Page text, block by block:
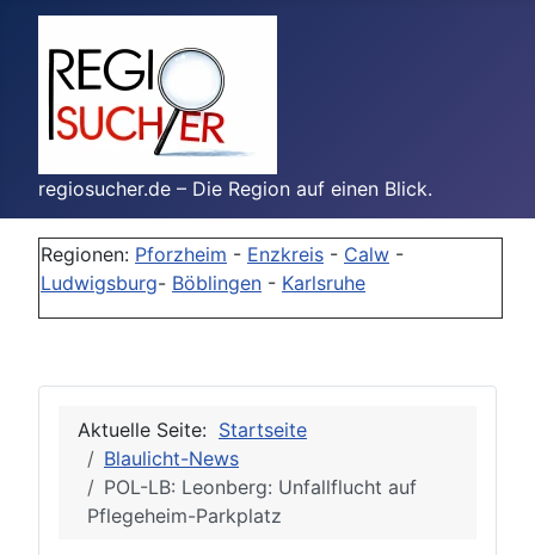
regiosucher.de – Die Region auf einen Blick.
Regionen: Pforzheim - Enzkreis - Calw -
Ludwigsburg- Böblingen - Karlsruhe
Aktuelle Seite: Startseite
Blaulicht-News
POL-LB: Leonberg: Unfallflucht auf
Pflegeheim-Parkplatz